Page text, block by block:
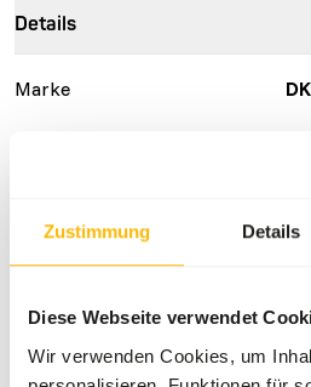
Zustimmung Details
Diese Webseite verwendet
Wir verwenden Cookies, um
Details
Marke
DK Omnivore diet is a complete
omnivorous animals. Dietary
1,5% of body weight for animals
between 100 and 500 kg and
animals above 500 kg. This diet